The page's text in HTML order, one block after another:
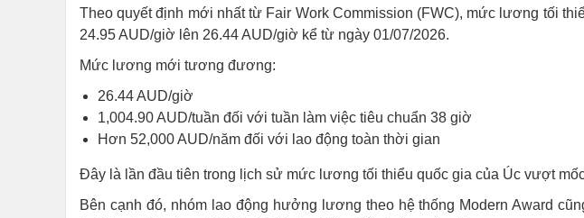
Theo quyết định mới nhất từ Fair Work Commission (FWC), mức lương tối
24.95 AUD/giờ lên 26.44 AUD/giờ kể từ ngày 01/07/2026.
Mức lương mới tương đương:
26.44 AUD/giờ
1,004.90 AUD/tuần đối với tuần làm việc tiêu chuẩn 38 giờ
Hơn 52,000 AUD/năm đối với lao động toàn thời gian
Đây là lần đầu tiên trong lịch sử mức lương tối thiểu quốc gia của Úc vượt
Bên cạnh đó, nhóm lao động hưởng lương theo hệ thống Modern Award